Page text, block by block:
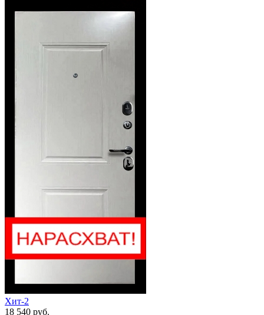
Хит-2
18 540 руб.